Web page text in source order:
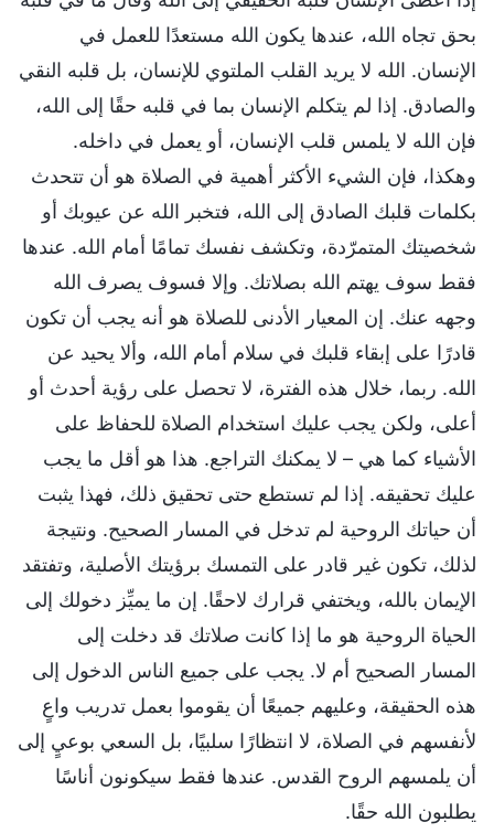
بحق تجاه الله، عندها يكون الله مستعدًا للعمل في
الإنسان. الله لا يريد القلب الملتوي للإنسان، بل قلبه النقي
والصادق. إذا لم يتكلم الإنسان بما في قلبه حقًا إلى الله،
فإن الله لا يلمس قلب الإنسان، أو يعمل في داخله.
وهكذا، فإن الشيء الأكثر أهمية في الصلاة هو أن تتحدث
بكلمات قلبك الصادق إلى الله، فتخبر الله عن عيوبك أو
شخصيتك المتمرّدة، وتكشف نفسك تمامًا أمام الله. عندها
فقط سوف يهتم الله بصلاتك. وإلا فسوف يصرف الله
وجهه عنك. إن المعيار الأدنى للصلاة هو أنه يجب أن تكون
قادرًا على إبقاء قلبك في سلام أمام الله، وألا يحيد عن
الله. ربما، خلال هذه الفترة، لا تحصل على رؤية أحدث أو
أعلى، ولكن يجب عليك استخدام الصلاة للحفاظ على
الأشياء كما هي – لا يمكنك التراجع. هذا هو أقل ما يجب
عليك تحقيقه. إذا لم تستطع حتى تحقيق ذلك، فهذا يثبت
أن حياتك الروحية لم تدخل في المسار الصحيح. ونتيجة
لذلك، تكون غير قادر على التمسك برؤيتك الأصلية، وتفتقد
الإيمان بالله، ويختفي قرارك لاحقًا. إن ما يميِّز دخولك إلى
الحياة الروحية هو ما إذا كانت صلاتك قد دخلت إلى
المسار الصحيح أم لا. يجب على جميع الناس الدخول إلى
هذه الحقيقة، وعليهم جميعًا أن يقوموا بعمل تدريب واعٍ
لأنفسهم في الصلاة، لا انتظارًا سلبيًا، بل السعي بوعيٍ إلى
أن يلمسهم الروح القدس. عندها فقط سيكونون أناسًا
يطلبون الله حقًا.